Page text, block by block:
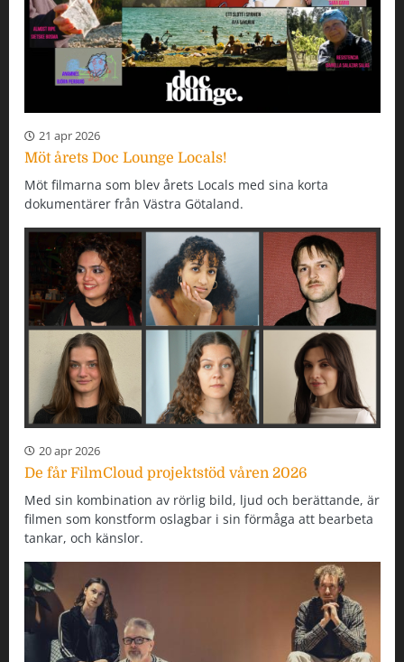
21 apr 2026
Möt årets Doc Lounge Locals!
Möt filmarna som blev årets Locals med sina korta
dokumentärer från Västra Götaland.
20 apr 2026
De får FilmCloud projektstöd våren 2026
Med sin kombination av rörlig bild, ljud och berättande, är
filmen som konstform oslagbar i sin förmåga att bearbeta
tankar, och känslor.